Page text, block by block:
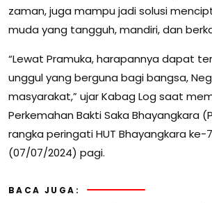
zaman, juga mampu jadi solusi
muda yang tangguh, mandiri, dan
“Lewat Pramuka, harapannya dapat
unggul yang berguna bagi bangsa,
masyarakat,” ujar Kabag Log saat
Perkemahan Bakti Saka Bhayangkara
rangka peringati HUT Bhayangkara ke-
(07/07/2024) pagi.
BACA JUGA: